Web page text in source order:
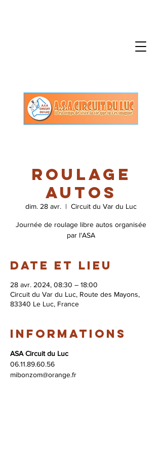
Roulage
autos
dim. 28 avr.
  |
Circuit du Var du Luc
Journée de roulage libre autos organisée
par l'ASA
Date et lieu
28 avr. 2024, 08:30 – 18:00
Circuit du Var du Luc, Route des Mayons,
83340 Le Luc, France
Informations
ASA Circuit du Luc
06.11.89.60.56
mibonzom@orange.fr